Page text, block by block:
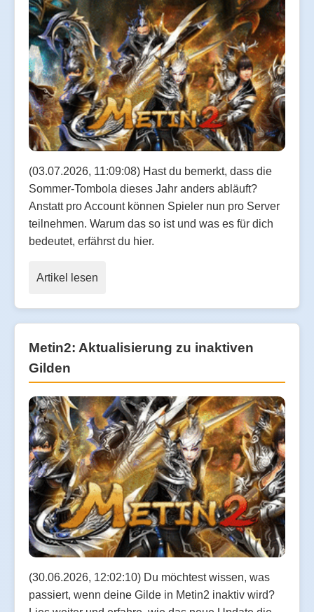
(03.07.2026, 11:09:08) Hast du bemerkt, dass die
Sommer-Tombola dieses Jahr anders abläuft?
Anstatt pro Account können Spieler nun pro Server
teilnehmen. Warum das so ist und was es für dich
bedeutet, erfährst du hier.
Artikel lesen
Metin2: Aktualisierung zu inaktiven
Gilden
(30.06.2026, 12:02:10) Du möchtest wissen, was
passiert, wenn deine Gilde in Metin2 inaktiv wird?